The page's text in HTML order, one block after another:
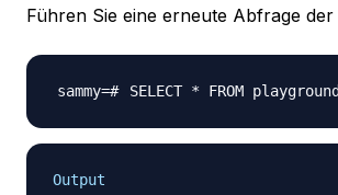
Führen Sie eine erneute Abfrage
SELECT * FROM playground
Output